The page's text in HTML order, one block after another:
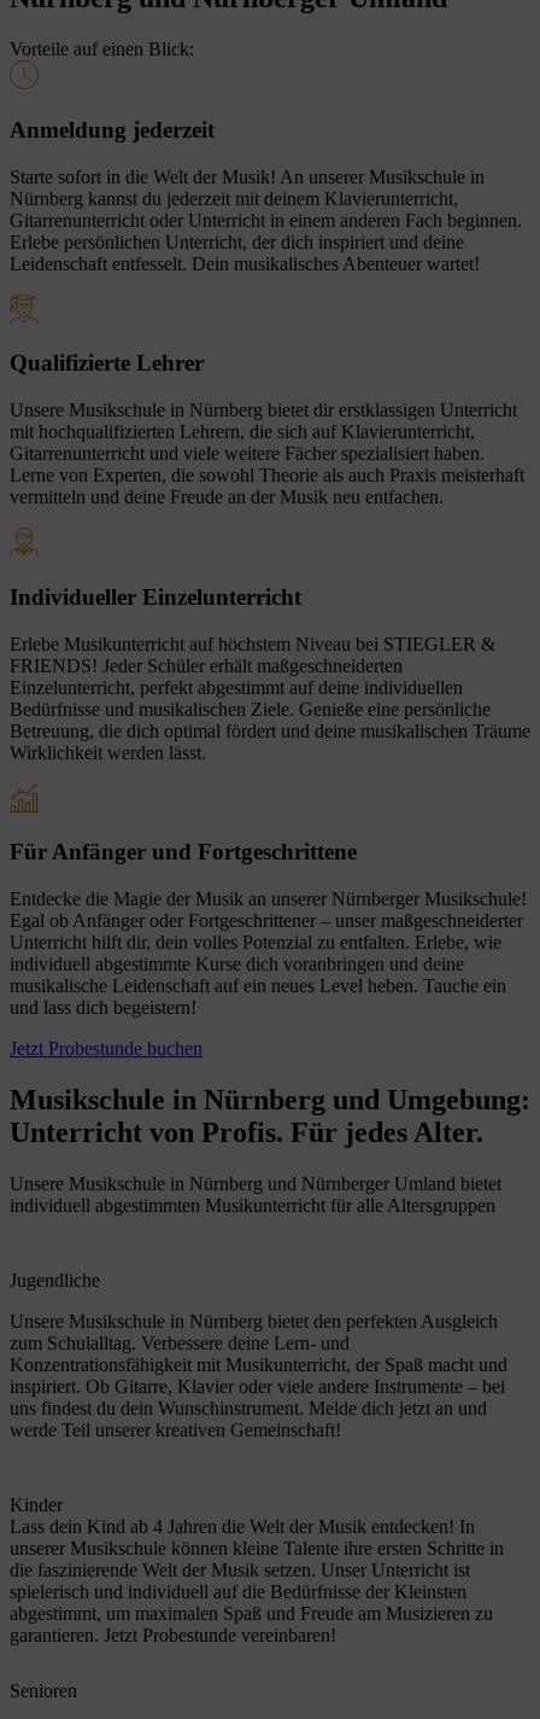
Vorteile auf einen Blick:
Anmeldung jederzeit
Starte sofort in die Welt der Musik! An unserer Musikschule in
Nürnberg kannst du jederzeit mit deinem Klavierunterricht,
Gitarrenunterricht oder Unterricht in einem anderen Fach beginnen.
Erlebe persönlichen Unterricht, der dich inspiriert und deine
Leidenschaft entfesselt. Dein musikalisches Abenteuer wartet!
Qualifizierte Lehrer
Unsere Musikschule in Nürnberg bietet dir erstklassigen Unterricht
mit hochqualifizierten Lehrern, die sich auf Klavierunterricht,
Gitarrenunterricht und viele weitere Fächer spezialisiert haben.
Lerne von Experten, die sowohl Theorie als auch Praxis meisterhaft
vermitteln und deine Freude an der Musik neu entfachen.
Individueller Einzelunterricht
Erlebe Musikunterricht auf höchstem Niveau bei STIEGLER &
FRIENDS! Jeder Schüler erhält maßgeschneiderten
Einzelunterricht, perfekt abgestimmt auf deine individuellen
Bedürfnisse und musikalischen Ziele. Genieße eine persönliche
Betreuung, die dich optimal fördert und deine musikalischen Träume
Wirklichkeit werden lässt.
Für Anfänger und Fortgeschrittene
Entdecke die Magie der Musik an unserer Nürnberger Musikschule!
Egal ob Anfänger oder Fortgeschrittener – unser maßgeschneiderter
Unterricht hilft dir, dein volles Potenzial zu entfalten. Erlebe, wie
individuell abgestimmte Kurse dich voranbringen und deine
musikalische Leidenschaft auf ein neues Level heben. Tauche ein
und lass dich begeistern!
Jetzt Probestunde buchen
Musikschule in Nürnberg und Umgebung:
Unterricht von Profis. Für jedes Alter.
Unsere Musikschule in Nürnberg und Nürnberger Umland bietet
individuell abgestimmten Musikunterricht für alle Altersgruppen
Jugendliche
Unsere Musikschule in Nürnberg bietet den perfekten Ausgleich
zum Schulalltag. Verbessere deine Lern- und
Konzentrationsfähigkeit mit Musikunterricht, der Spaß macht und
inspiriert. Ob Gitarre, Klavier oder viele andere Instrumente – bei
uns findest du dein Wunschinstrument. Melde dich jetzt an und
werde Teil unserer kreativen Gemeinschaft!
Kinder
Lass dein Kind ab 4 Jahren die Welt der Musik entdecken! In
unserer Musikschule können kleine Talente ihre ersten Schritte in
die faszinierende Welt der Musik setzen. Unser Unterricht ist
spielerisch und individuell auf die Bedürfnisse der Kleinsten
abgestimmt, um maximalen Spaß und Freude am Musizieren zu
garantieren. Jetzt Probestunde vereinbaren!
Senioren